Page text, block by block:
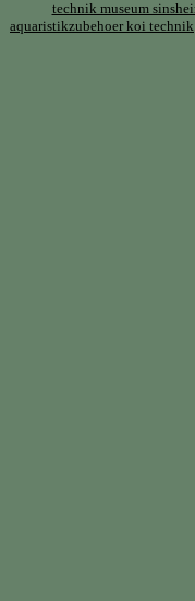
technik museum
aquaristikzubehoer koi technik